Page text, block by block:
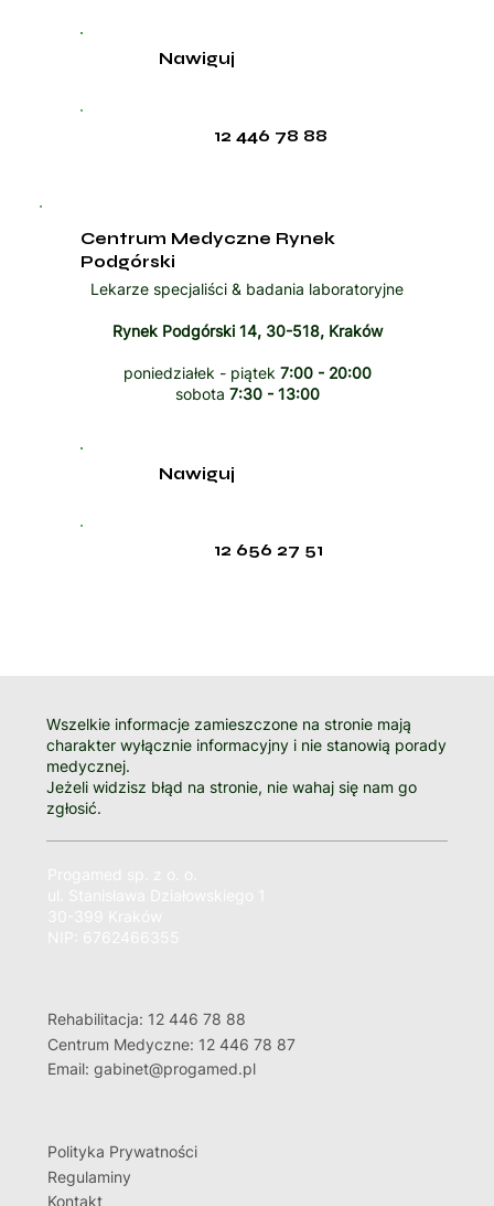
12 446 78 88
Nawiguj
Centrum Medyczne Rynek
Podgórski
Lekarze specjaliści & badania laboratoryjne
Rynek Podgórski 14, 30-518, Kraków
poniedziałek - piątek 7:00 - 20:00
sobota 7:30 - 13:00
12 656 27 51
Nawiguj
Wszelkie informacje zamieszczone na stronie mają
charakter wyłącznie informacyjny i nie stanowią porady
medycznej.
Jeżeli widzisz błąd na stronie, nie wahaj się nam go
zgłosić.
Rehabilitacja: 12 446 78 88
Centrum Medyczne: 12 446 78 87
Email: gabinet@progamed.pl
Polityka Prywatności
Regulaminy
Kontakt